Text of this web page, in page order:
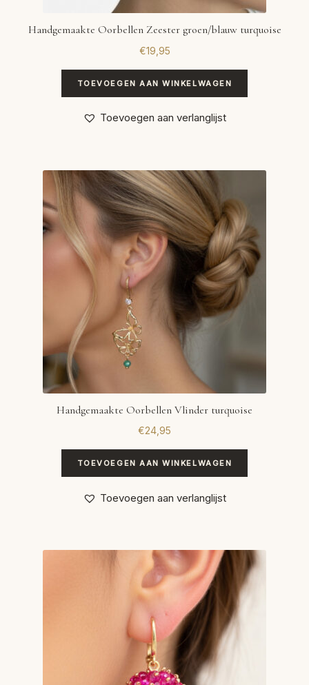
Handgemaakte Oorbellen Zeester groen/blauw turquoise
€19,95
TOEVOEGEN AAN WINKELWAGEN
Toevoegen aan verlanglijst
Handgemaakte Oorbellen Vlinder turquoise
€24,95
TOEVOEGEN AAN WINKELWAGEN
Toevoegen aan verlanglijst